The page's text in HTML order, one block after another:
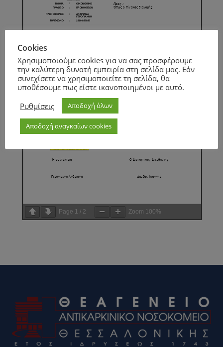
Page 1 / 2 Zoom 100%
Cookies
Χρησιμοποιούμε cookies για να σας προσφέρουμε
την καλύτερη δυνατή εμπειρία στη σελίδα μας. Εάν
συνεχίσετε να χρησιμοποιείτε τη σελίδα, θα
υποθέσουμε πως είστε ικανοποιημένοι με αυτό.
Ρυθμίσεις
Αποδοχή όλων
Αποδοχή αναγκαίων cookies